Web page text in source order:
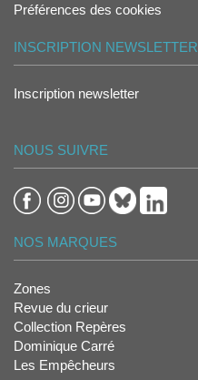
Préférences des cookies
INSCRIPTION NEWSLETTER
Inscription newsletter
NOUS SUIVRE
NOS MARQUES
Zones
Revue du crieur
Collection Repères
Dominique Carré
Les Empêcheurs